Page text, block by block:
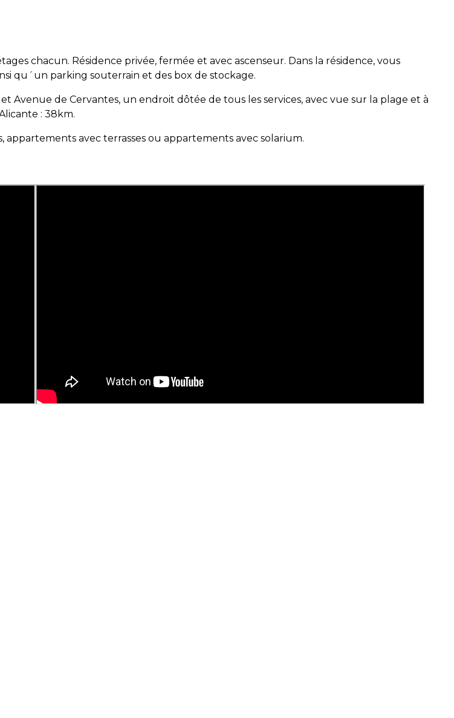
chacun. Résidence privée, fermée et avec ascenseur. Dans la résidence, vous
qu´un parking souterrain et des box de stockage.
Avenue de Cervantes, un endroit dôtée de tous les services, avec vue sur la plage et à
: 38km.
appartements avec terrasses ou appartements avec solarium.